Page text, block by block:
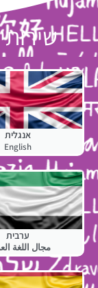
אנגלית
English
ערבית
مجال اللغة